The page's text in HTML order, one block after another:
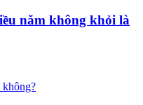
năm không khỏi là